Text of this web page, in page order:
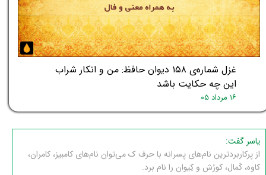
غزل شماره‌ی ۱۵۸ دیوان حافظ: من و انکار شراب
این چه حکایت باشد
۱۶ مرداد ۰۵
یاسر گفت:
از پرکاربردترین نام‌های پسرانه با حرف ک می‌توان نام‌های کامبیز، کامران،
کاوه، کَمال، کورُش و کِیوان را نام برد.